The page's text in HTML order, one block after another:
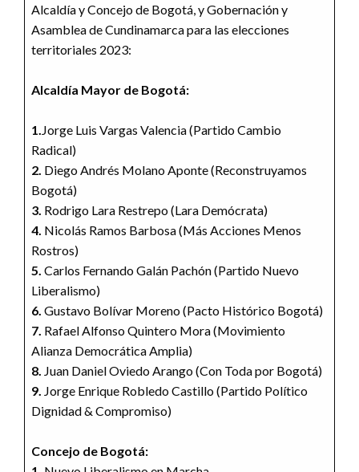
Alcaldía y Concejo de Bogotá, y Gobernación y
Asamblea de Cundinamarca para las elecciones
territoriales 2023:
Alcaldía Mayor de Bogotá:
1. Jorge Luis Vargas Valencia (Partido Cambio
Radical)
2. Diego Andrés Molano Aponte (Reconstruyamos
Bogotá)
3. Rodrigo Lara Restrepo (Lara Demócrata)
4. Nicolás Ramos Barbosa (Más Acciones Menos
Rostros)
5. Carlos Fernando Galán Pachón (Partido Nuevo
Liberalismo)
6. Gustavo Bolívar Moreno (Pacto Histórico Bogotá)
7. Rafael Alfonso Quintero Mora (Movimiento
Alianza Democrática Amplia)
8. Juan Daniel Oviedo Arango (Con Toda por Bogotá)
9. Jorge Enrique Robledo Castillo (Partido Político
Dignidad & Compromiso)
Concejo de Bogotá: